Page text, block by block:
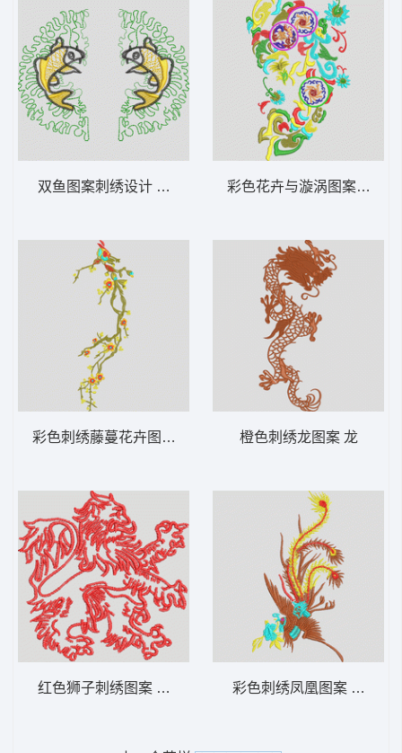
双鱼图案刺绣设计 鲤鱼
彩色刺绣藤蔓花卉图案 梅花
红色狮子刺绣图案 狮标
彩色花卉与漩涡图案刺绣
橙色刺绣龙图案 龙
彩色刺绣凤凰图案 凤凰